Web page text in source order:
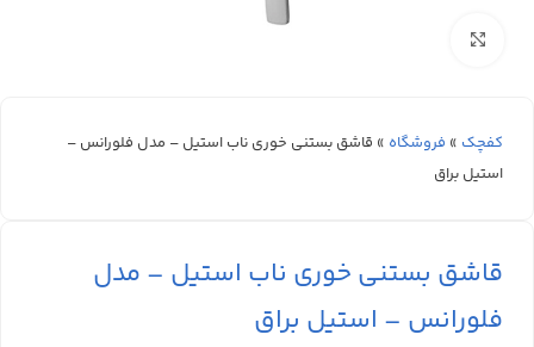
کفچک » فروشگاه » قاشق بستنی خوری ناب استیل – مدل فلورانس –
استیل براق
قاشق بستنی خوری ناب استیل – مدل
فلورانس – استیل براق